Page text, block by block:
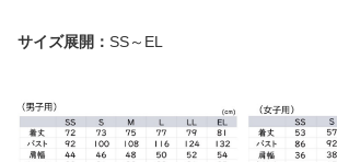
サイズ展開： SS～EL